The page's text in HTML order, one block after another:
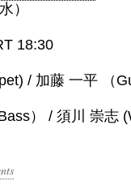
）
18:30
/ 加藤 一平 （
） / 須川 崇志